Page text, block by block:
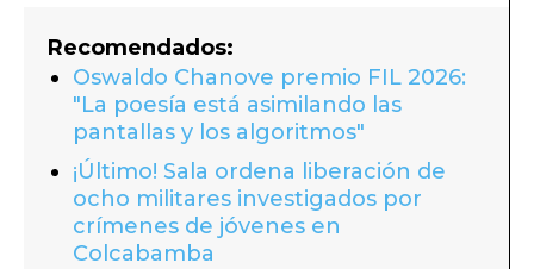
Recomendados:
Oswaldo Chanove premio FIL 2026:
"La poesía está asimilando las
pantallas y los algoritmos"
¡Último! Sala ordena liberación de
ocho militares investigados por
crímenes de jóvenes en
Colcabamba